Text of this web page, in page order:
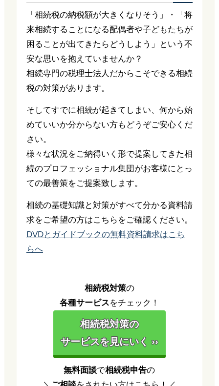
「相続税の納税額が大きくなりそう」・「将
来相続することになる配偶者や子どもたちが
困ることが出てきたらどうしよう」という不
安な思いを抱えていませんか？
相続専門の税理士法人だからこそできる相続
税の対策があります。
そしてすでに相続が起きてしまい、何から始
めていいか分からない方もどうぞご安心くだ
さい。
様々な状況をご納得いく形で提案してきた相
続のプロフェッショナル集団がお客様にとっ
ての最善策をご提案致します。
相続の基礎知識と対策がすべて分かる資料請
求をご希望の方はこちらをご確認ください。
DVDとガイドブックの無料資料請求はこち
らへ
相続税対策の
各種サービスをチェック！
相続税対策の
サービスを見にいく ››
無料面談で相続税申告の